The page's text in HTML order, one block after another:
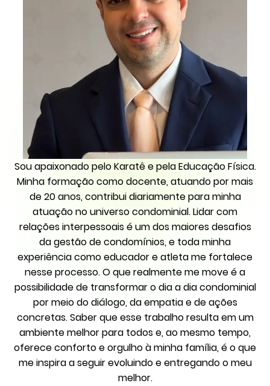
Sou apaixonado pelo Karatê e pela Educação Física.
Minha formação como docente, atuando por mais
de 20 anos, contribui diariamente para minha
atuação no universo condominial. Lidar com
relações interpessoais é um dos maiores desafios
da gestão de condomínios, e toda minha
experiência como educador e atleta me fortalece
nesse processo. O que realmente me move é a
possibilidade de transformar o dia a dia condominial
por meio do diálogo, da empatia e de ações
concretas. Saber que esse trabalho resulta em um
ambiente melhor para todos e, ao mesmo tempo,
oferece conforto e orgulho à minha família, é o que
me inspira a seguir evoluindo e entregando o meu
melhor.